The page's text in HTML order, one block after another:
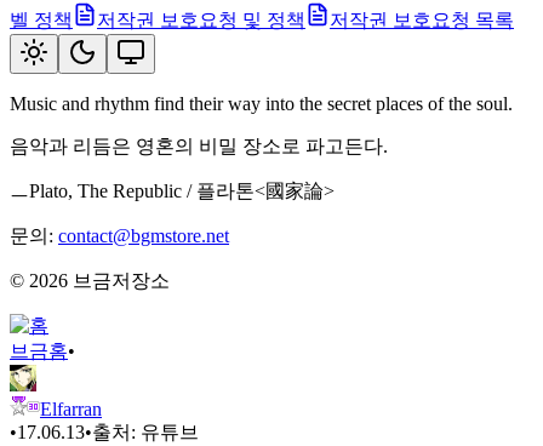
벨 정책
저작권 보호요청 및 정책 저작권 보호요청 목록
Music and rhythm find their way into the secret places of the soul.
음악과 리듬은 영혼의 비밀 장소로 파고든다.
ㅡPlato, The Republic / 플라톤<國家論>
문의: contact@bgmstore.net
© 2026 브금저장소
브금홈•
Elfarran
•17.06.13•출처: 유튜브